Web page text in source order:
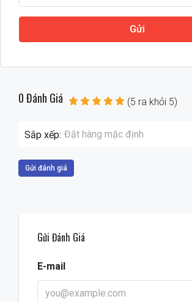
Gửi
0 Đánh Giá (5 ra khỏi 5)
Sắp xếp: Đặt hàng mặc định
Gửi đánh giá
Gửi Đánh Giá
E-mail